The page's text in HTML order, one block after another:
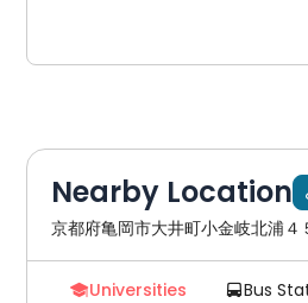
Nearby Location
京都府亀岡市大井町小金岐北浦
Universities Bus